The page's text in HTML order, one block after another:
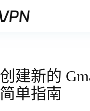
建新的
单指南